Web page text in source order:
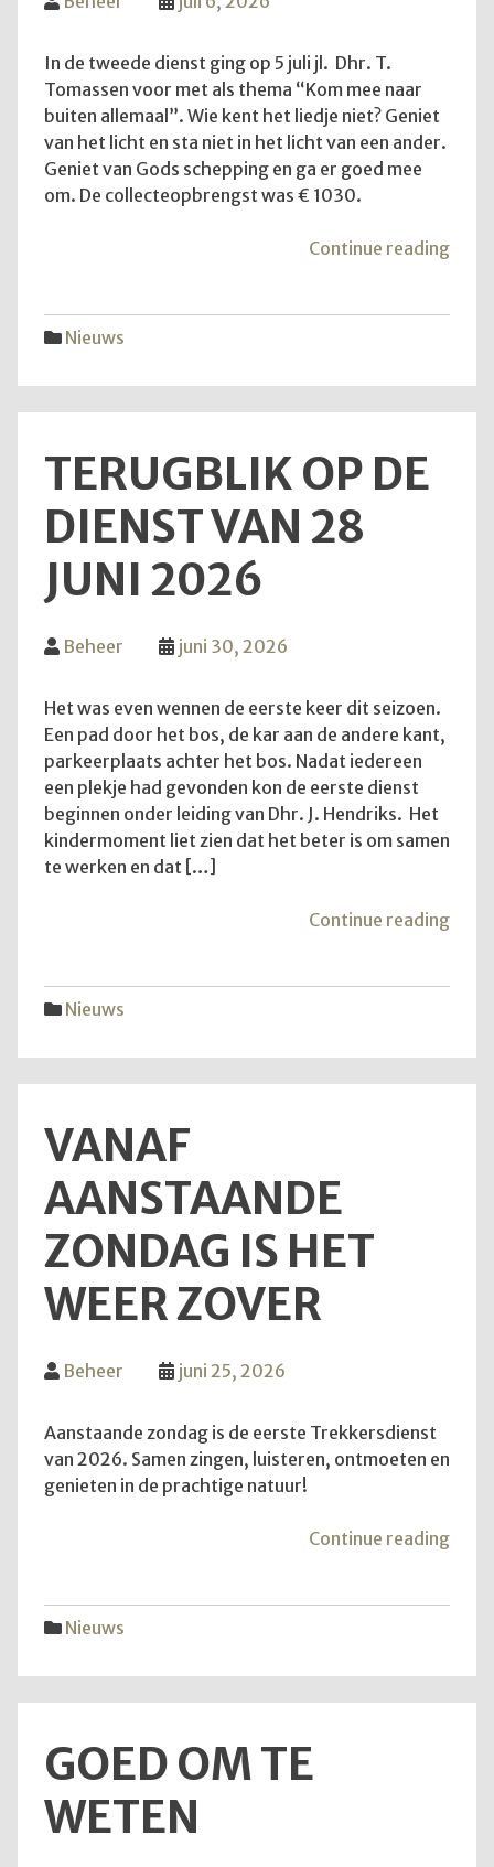
In de tweede dienst ging op 5 juli jl. Dhr. T.
Tomassen voor met als thema “Kom mee naar
buiten allemaal”. Wie kent het liedje niet? Geniet
van het licht en sta niet in het licht van een ander.
Geniet van Gods schepping en ga er goed mee
om. De collecteopbrengst was € 1030.
Continue reading
Nieuws
TERUGBLIK OP DE
DIENST VAN 28
JUNI 2026
Beheer juni 30, 2026
Het was even wennen de eerste keer dit seizoen.
Een pad door het bos, de kar aan de andere kant,
parkeerplaats achter het bos. Nadat iedereen
een plekje had gevonden kon de eerste dienst
beginnen onder leiding van Dhr. J. Hendriks. Het
kindermoment liet zien dat het beter is om samen
te werken en dat […]
Continue reading
Nieuws
VANAF
AANSTAANDE
ZONDAG IS HET
WEER ZOVER
Beheer juni 25, 2026
Aanstaande zondag is de eerste Trekkersdienst
van 2026. Samen zingen, luisteren, ontmoeten en
genieten in de prachtige natuur!
Continue reading
Nieuws
GOED OM TE
WETEN